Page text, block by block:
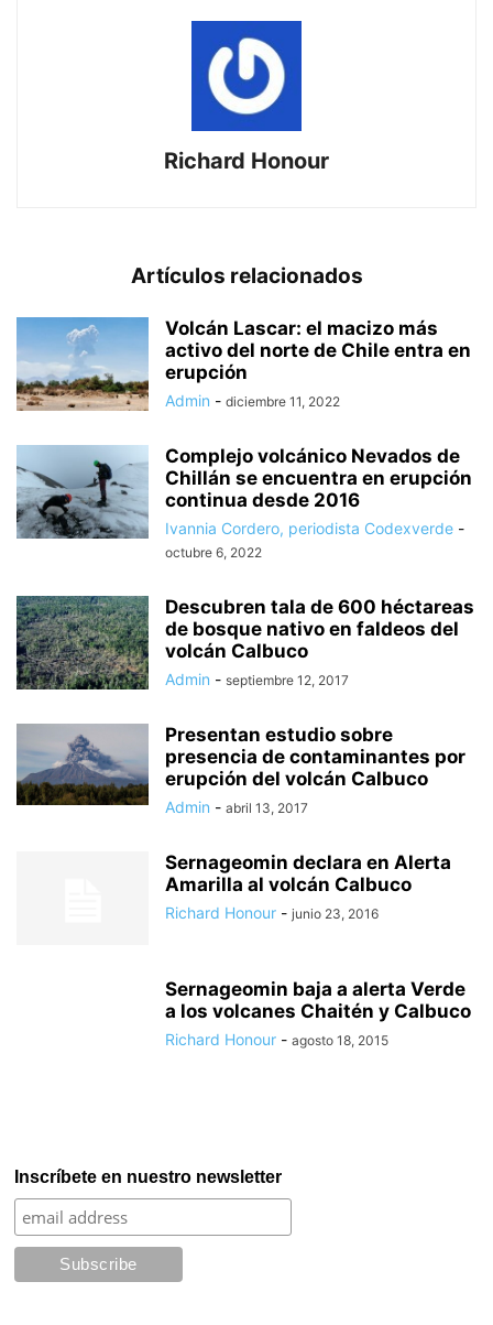
Richard Honour
Artículos relacionados
Volcán Lascar: el macizo más
activo del norte de Chile entra en
erupción
Admin - diciembre 11, 2022
Complejo volcánico Nevados de
Chillán se encuentra en erupción
continua desde 2016
Ivannia Cordero, periodista Codexverde -
octubre 6, 2022
Descubren tala de 600 héctareas
de bosque nativo en faldeos del
volcán Calbuco
Admin - septiembre 12, 2017
Presentan estudio sobre
presencia de contaminantes por
erupción del volcán Calbuco
Admin - abril 13, 2017
Sernageomin declara en Alerta
Amarilla al volcán Calbuco
Richard Honour - junio 23, 2016
Sernageomin baja a alerta Verde
a los volcanes Chaitén y Calbuco
Richard Honour - agosto 18, 2015
Inscríbete en nuestro newsletter